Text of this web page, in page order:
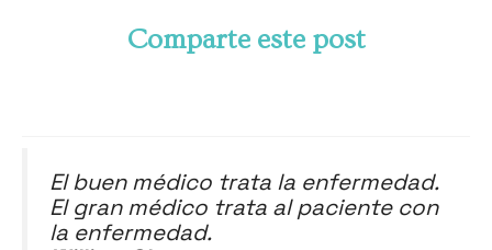
Comparte este post
El buen médico trata la enfermedad.
El gran médico trata al paciente con
la enfermedad.